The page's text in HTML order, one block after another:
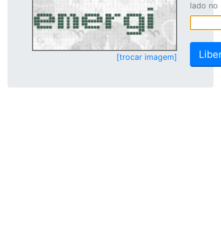
[trocar imagem]
lado no